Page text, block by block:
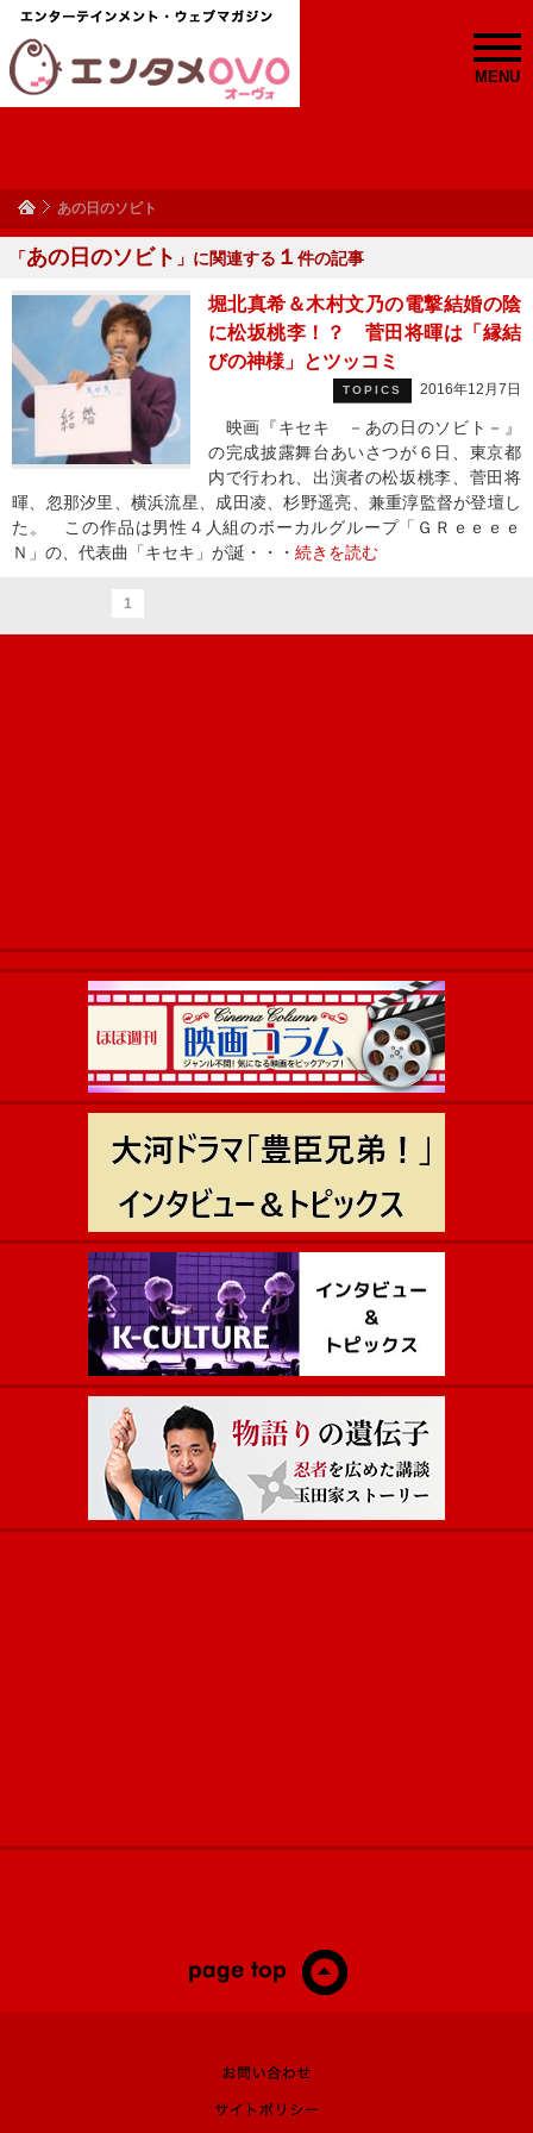
MENU
あの日のソビト
「あの日のソビト 」に関連する １ 件の記事
堀北真希＆木村文乃の電撃結婚の陰
に松坂桃李！？ 菅田将暉は「縁結
びの神様」とツッコミ
TOPICS 2016年12月7日
映画『キセキ －あの日のソビト－』
の完成披露舞台あいさつが６日、東京都
内で行われ、出演者の松坂桃李、菅田将
暉、忽那汐里、横浜流星、成田凌、杉野遥亮、兼重淳監督が登壇し
た。 この作品は男性４人組のボーカルグループ「ＧＲｅｅｅｅ
Ｎ」の、代表曲「キセキ」が誕・・・ 続きを読む
1